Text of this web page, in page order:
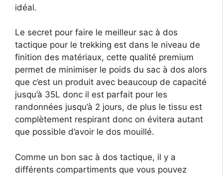
idéal.
Le secret pour faire le meilleur sac à dos
tactique pour le trekking est dans le niveau de
finition des matériaux, cette qualité premium
permet de minimiser le poids du sac à dos alors
que c’est un produit avec beaucoup de capacité
jusqu’à 35L donc il est parfait pour les
randonnées jusqu’à 2 jours, de plus le tissu est
complètement respirant donc on évitera autant
que possible d’avoir le dos mouillé.
Comme un bon sac à dos tactique, il y a
différents compartiments que vous pouvez